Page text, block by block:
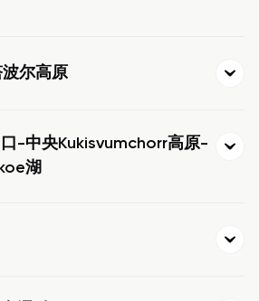
尔高原
-中央Kukisvumchorr高原-
湖